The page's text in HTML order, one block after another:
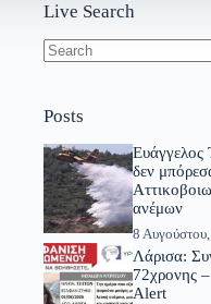
Live Search
Posts
Ευάγγελος
δεν
ανέμων
8
Λάρισα:
72χρονης
Alert